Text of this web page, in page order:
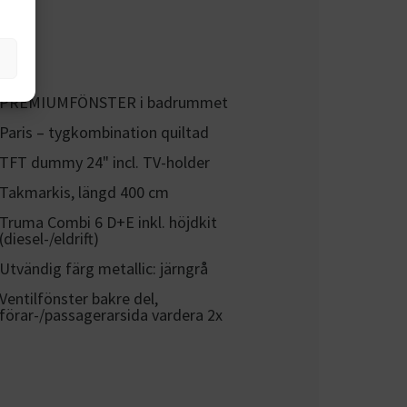
PREMIUMFÖNSTER i badrummet
Paris – tygkombination quiltad
TFT dummy 24" incl. TV-holder
Takmarkis, längd 400 cm
Truma Combi 6 D+E inkl. höjdkit
(diesel-/eldrift)
Utvändig färg metallic: järngrå
Ventilfönster bakre del,
förar-/passagerarsida vardera 2x